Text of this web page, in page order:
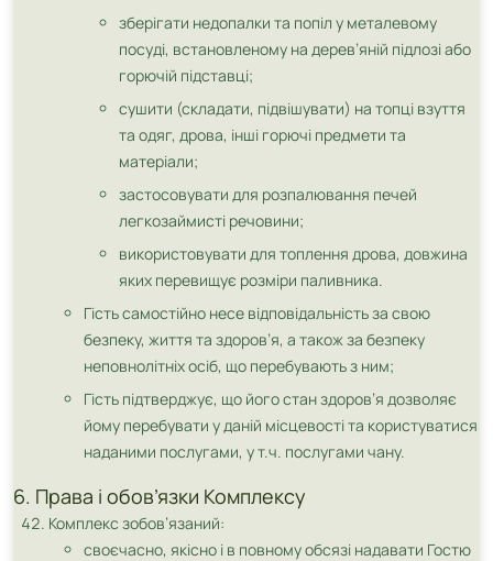
зберігати недопалки та попіл у металевому
посуді, встановленому на дерев’яній підлозі або
горючій підставці;
сушити (складати, підвішувати) на топці взуття
та одяг, дрова, інші горючі предмети та
матеріали;
застосовувати для розпалювання печей
легкозаймисті речовини;
використовувати для топлення дрова, довжина
яких перевищує розміри паливника.
Гість самостійно несе відповідальність за свою
безпеку, життя та здоров’я, а також за безпеку
неповнолітніх осіб, що перебувають з ним;
Гість підтверджує, що його стан здоров’я дозволяє
йому перебувати у даній місцевості та користуватися
наданими послугами, у т.ч. послугами чану.
6. Права і обов’язки Комплексу
Комплекс зобов’язаний:
своєчасно, якісно і в повному обсязі надавати Гостю